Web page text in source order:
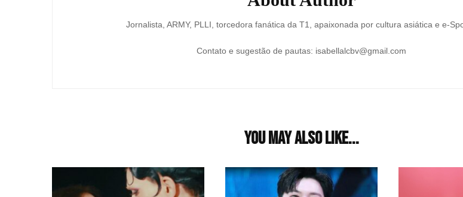
Jornalista, ARMY, PLLI, torcedora fanática da T1, apaixonada por cultura asiática e e-
Contato e sugestão de pautas: isabellalcbv@gmail.com
You may also like...